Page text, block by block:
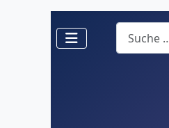
Suchen